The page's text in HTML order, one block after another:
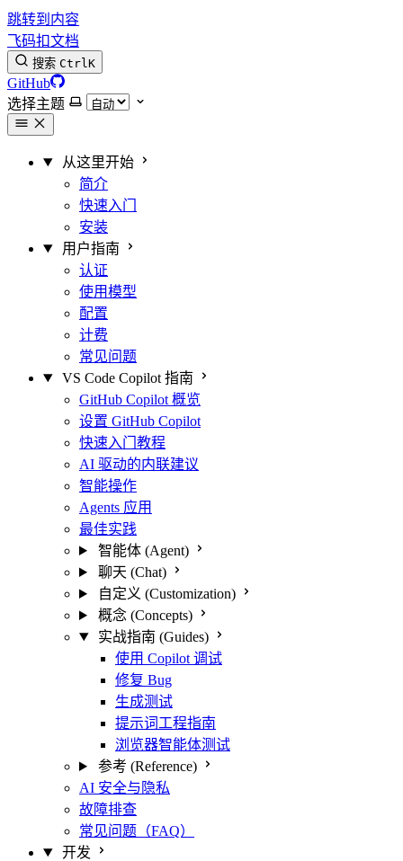
跳转到内容
飞码扣文档
搜索 CtrlK
GitHub
选择主题
从这里开始
简介
快速入门
安装
用户指南
认证
使用模型
配置
计费
常见问题
VS Code Copilot 指南
GitHub Copilot 概览
设置 GitHub Copilot
快速入门教程
AI 驱动的内联建议
智能操作
Agents 应用
最佳实践
智能体 (Agent)
聊天 (Chat)
自定义 (Customization)
概念 (Concepts)
实战指南 (Guides)
使用 Copilot 调试
修复 Bug
生成测试
提示词工程指南
浏览器智能体测试
参考 (Reference)
AI 安全与隐私
故障排查
常见问题（FAQ）
开发